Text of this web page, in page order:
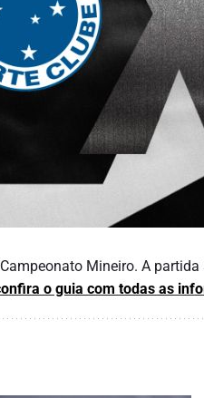
Mineiro. A
o guia com todas as